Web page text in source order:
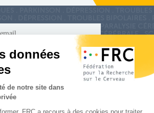
S'inscrire à la newsletter
les réseaux sociaux